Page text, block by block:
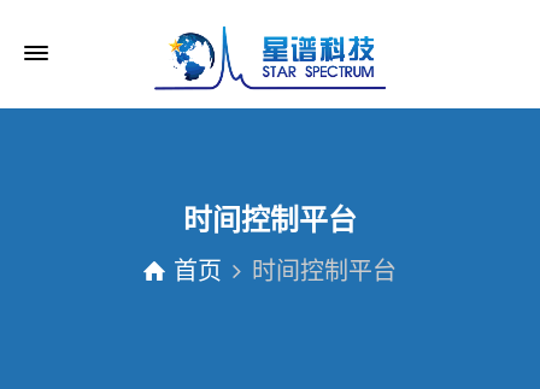
时间控制平台
首页 时间控制平台